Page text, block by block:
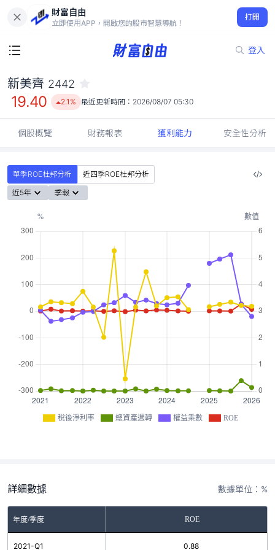
財富自由
立即使用APP，開啟您的股市智慧導航！
打開
登入
19.40
2.1%
新美齊 2442
19.40 2.1% 最近更新時間： 2026/08/07 05:30
個股概覽 財務報表 獲利能力 安全性分析
單季ROE杜邦分析
近四季ROE杜邦分析
近5年
季報
稅後淨利率 總資產週轉 權益乘數 ROE
詳細數據 數據單位：%
年度/季度 ROE
2021-Q1 0.88